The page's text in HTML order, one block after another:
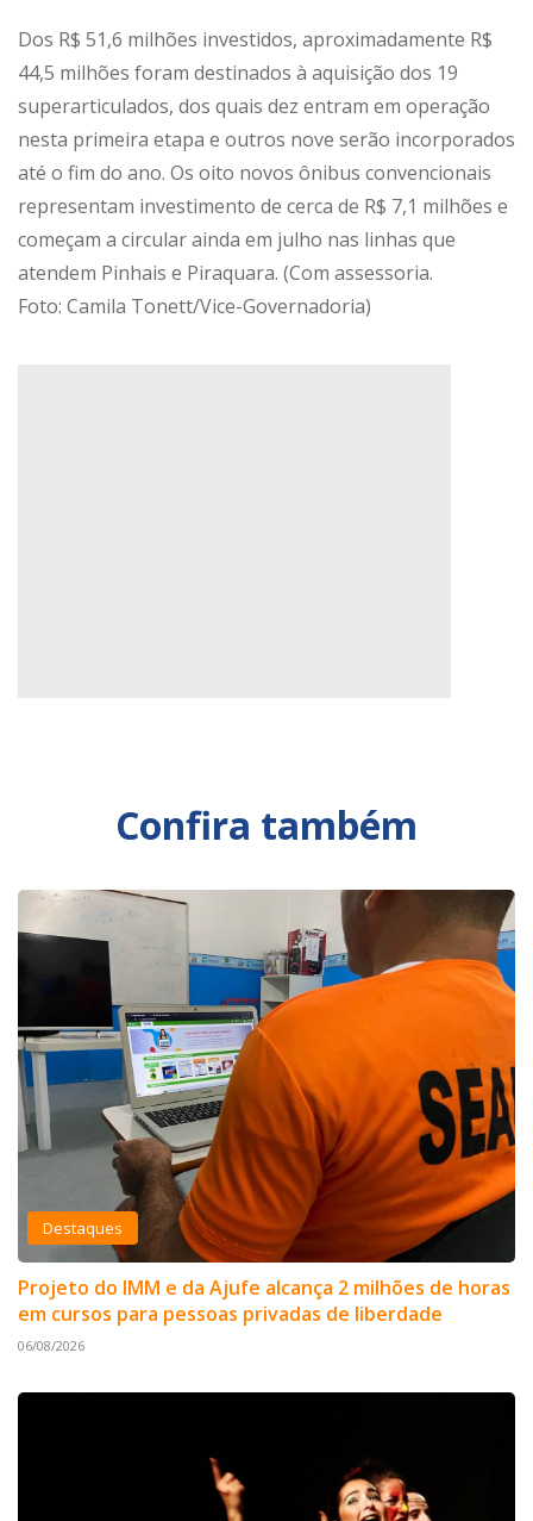
Dos R$ 51,6 milhões investidos, aproximadamente R$
44,5 milhões foram destinados à aquisição dos 19
superarticulados, dos quais dez entram em operação
nesta primeira etapa e outros nove serão incorporados
até o fim do ano. Os oito novos ônibus convencionais
representam investimento de cerca de R$ 7,1 milhões e
começam a circular ainda em julho nas linhas que
atendem Pinhais e Piraquara. (Com assessoria.
Foto: Camila Tonett/Vice-Governadoria)
Confira também
Destaques
Projeto do IMM e da Ajufe alcança 2 milhões de horas
em cursos para pessoas privadas de liberdade
06/08/2026